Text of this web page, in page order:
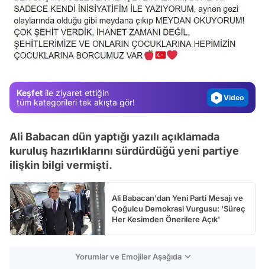
Keşfet ile ziyaret ettiğin
tüm kategorileri tek akışta gör!
Video
Video
Ali Babacan dün yaptığı yazılı açıklamada
kuruluş hazırlıklarını sürdürdüğü yeni partiye
ilişkin bilgi vermişti.
Ali Babacan'dan Yeni Parti Mesajı ve
Çoğulcu Demokrasi Vurgusu: 'Süreç
Her Kesimden Önerilere Açık'
Yorumlar ve Emojiler Aşağıda